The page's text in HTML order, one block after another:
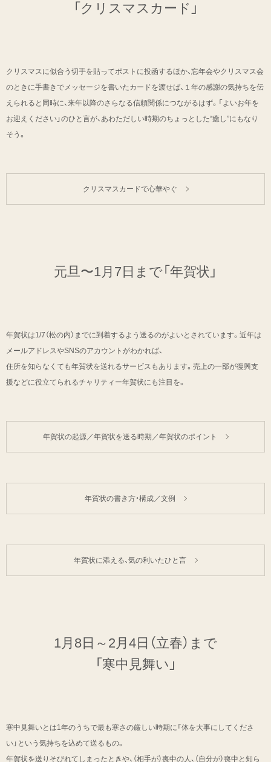
「クリスマスカード」
クリスマスに似合う切手を貼ってポストに投函するほか、忘年会やクリスマス会
のときに手書きでメッセージを書いたカードを渡せば、１年の感謝の気持ちを伝
えられると同時に、来年以降のさらなる信頼関係につながるはず。「よいお年を
お迎えください」のひと言が、あわただしい時期のちょっとした“癒し”にもなり
そう。
クリスマスカードで心華やぐ
元旦〜1月7日まで「年賀状」
年賀状は1/7（松の内）までに到着するよう送るのがよいとされています。近年は
メールアドレスやSNSのアカウントがわかれば、
住所を知らなくても年賀状を送れるサービスもあります。売上の一部が復興支
援などに役立てられるチャリティー年賀状にも注目を。
年賀状の起源／年賀状を送る時期／年賀状のポイント
年賀状の書き方・構成／文例
年賀状に添える、気の利いたひと言
1月8日～2月4日（立春）まで
「寒中見舞い」
寒中見舞いとは1年のうちで最も寒さの厳しい時期に「体を大事にしてくださ
い」という気持ちを込めて送るもの。
年賀状を送りそびれてしまったときや、（相手が）喪中の人、（自分が）喪中と知ら